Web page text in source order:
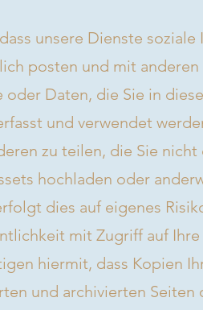
unsere Dienste
posten und mit
oder Daten, die Sie in
und verwendet
zu teilen, die Sie
hochladen oder
dies auf eigenes
mit Zugriff auf
hiermit, dass Kopien
und archivierten